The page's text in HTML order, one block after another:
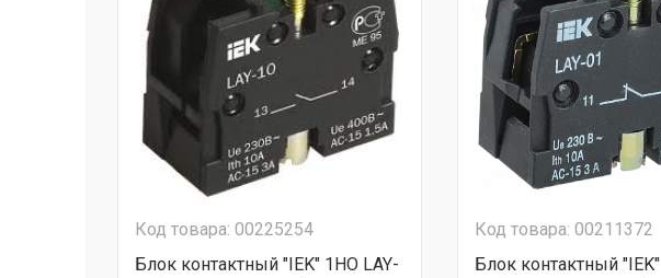
Код товара: 00225254
Блок контактный "IEK" 1НО LAY-
Код товара: 00211372
Блок контактный